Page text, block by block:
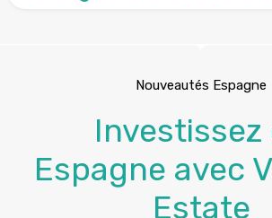
Nouveautés Espagne
Investissez
Espagne avec
Estate